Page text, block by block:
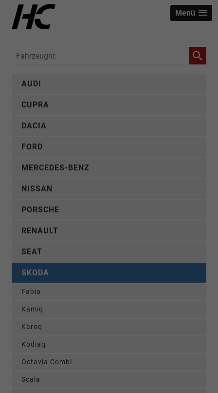
Menü
Fahrzeugnr.
AUDI
CUPRA
DACIA
FORD
MERCEDES-BENZ
NISSAN
PORSCHE
RENAULT
SEAT
SKODA
Fabia
Kamiq
Karoq
Kodiaq
Octavia Combi
Scala